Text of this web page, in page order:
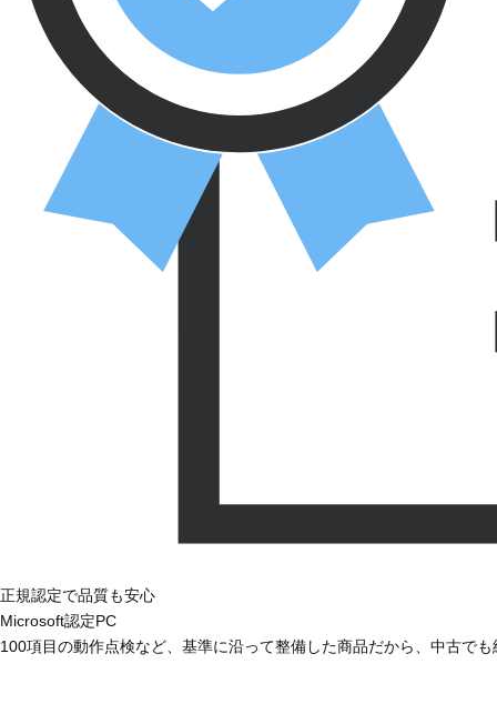
正規認定で品質も安心
Microsoft認定PC
100項目の動作点検など、基準に沿って整備した商品だから、中古で